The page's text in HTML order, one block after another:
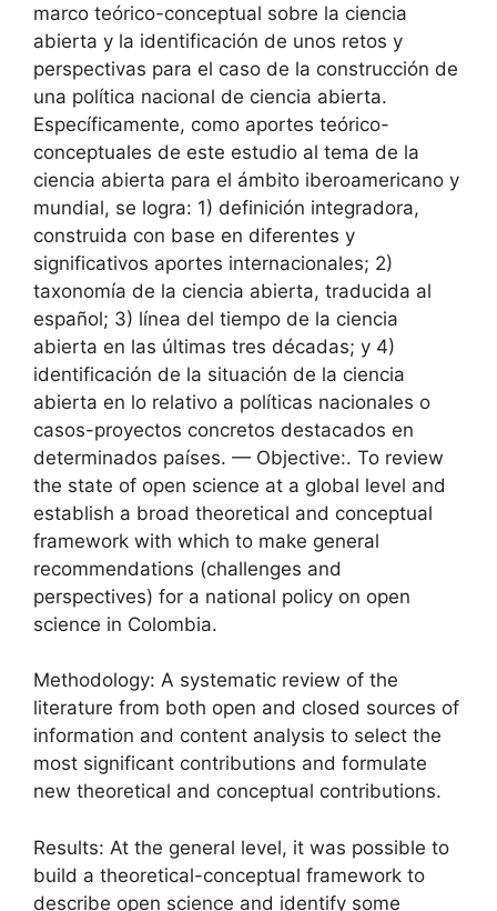
marco teórico-conceptual sobre la ciencia
abierta y la identificación de unos retos y
perspectivas para el caso de la construcción de
una política nacional de ciencia abierta.
Específicamente, como aportes teórico-
conceptuales de este estudio al tema de la
ciencia abierta para el ámbito iberoamericano y
mundial, se logra: 1) definición integradora,
construida con base en diferentes y
significativos aportes internacionales; 2)
taxonomía de la ciencia abierta, traducida al
español; 3) línea del tiempo de la ciencia
abierta en las últimas tres décadas; y 4)
identificación de la situación de la ciencia
abierta en lo relativo a políticas nacionales o
casos-proyectos concretos destacados en
determinados países. — Objective:. To review
the state of open science at a global level and
establish a broad theoretical and conceptual
framework with which to make general
recommendations (challenges and
perspectives) for a national policy on open
science in Colombia.
Methodology: A systematic review of the
literature from both open and closed sources of
information and content analysis to select the
most significant contributions and formulate
new theoretical and conceptual contributions.
Results: At the general level, it was possible to
build a theoretical-conceptual framework to
describe open science and identify some